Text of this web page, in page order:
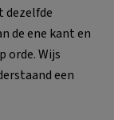
dezelfde
de ene kant en
orde. Wijs
een